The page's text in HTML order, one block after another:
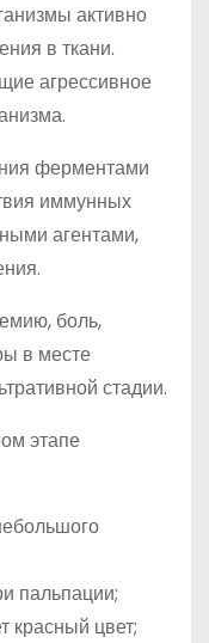
активно
в ткани.
агрессивное
ферментами
иммунных
агентами,
боль,
в месте
стадии.
этапе
пальпации;
красный цвет;